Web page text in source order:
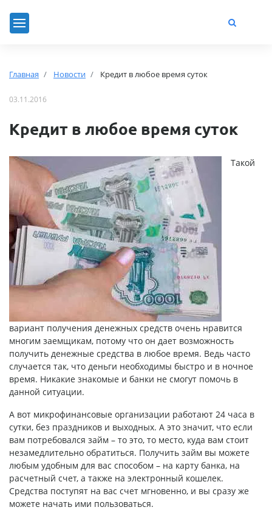
Главная Новости Кредит в любое время суток
03.11.2016
Кредит в любое время суток
Такой
вариант получения денежных средств очень нравится
многим заемщикам, потому что он дает возможность
получить денежные средства в любое время. Ведь часто
случается так, что деньги необходимы быстро и в ночное
время. Никакие знакомые и банки не смогут помочь в
данной ситуации.
А вот микрофинансовые организации работают 24 часа в
сутки, без праздников и выходных. А это значит, что если
вам потребовался займ – то это, то место, куда вам стоит
незамедлительно обратиться. Получить займ вы можете
любым удобным для вас способом – на карту банка, на
расчетный счет, а также на электронный кошелек.
Средства поступят на вас счет мгновенно, и вы сразу же
можете начать ими пользоваться.